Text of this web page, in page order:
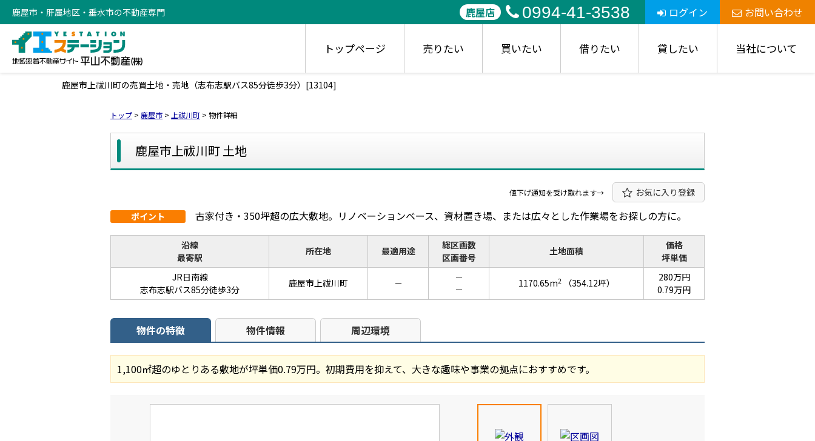
鹿屋市・肝属地区・垂水市の不動産専門 鹿屋店 0994-41-3538 ログイン お問い合わせ
トップページ 売りたい 買いたい 借りたい 貸したい 当社について
鹿屋市上祓川町の売買土地・売地（志布志駅バス85分徒歩3分）[13104]
トップ > 鹿屋市 > 上祓川町 > 物件詳細
鹿屋市上祓川町 土地
値下げ通知を受け取れます→ お気に入り登録
ポイント 古家付き・350坪超の広大敷地。リノベーションベース、資材置き場、または広々とした作業場をお探しの方に。
沿線
最寄駅
所在地 最適用途
総区画数
区画番号
土地面積
価格
坪単価
JR日南線
志布志駅バス85分徒歩3分
鹿屋市上祓川町 －
－
－
1170.65m2 （354.12坪）
280万円
0.79万円
物件の特徴 物件情報 周辺環境
1,100㎡超のゆとりある敷地が坪単価0.79万円。初期費用を抑えて、大きな趣味や事業の拠点におすすめです。